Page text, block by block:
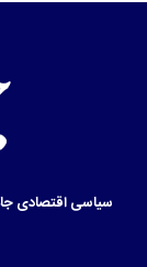
سیاسیاقتصادی